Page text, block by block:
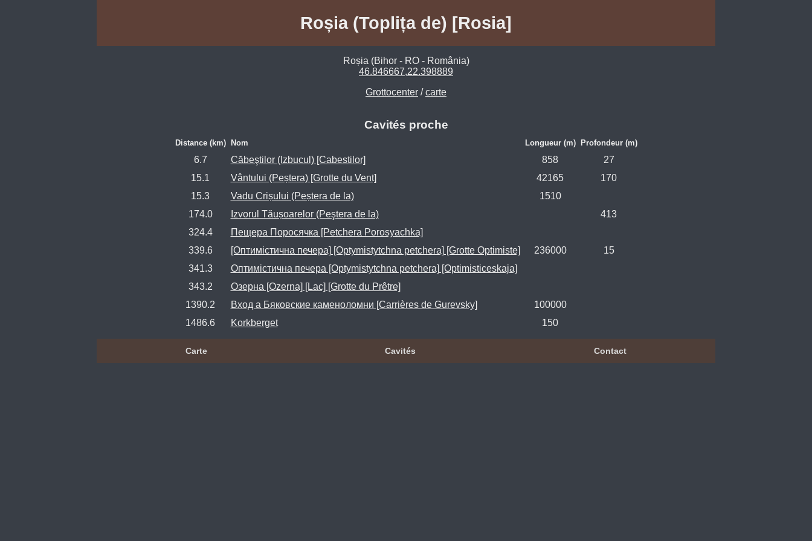
Roșia (Toplița de) [Rosia]
Roșia (Bihor - RO - România)
46.846667,22.398889
Grottocenter /carte
Cavités proche
Distance (km) Nom Longueur (m) Profondeur (m)
6.7 Căbeştilor (Izbucul) [Cabestilor] 858
27
15.1
Vântului (Peștera) [Grotte du Vent] 42165
170
15.3
Vadu Crișului (Peștera de la)
1510
174.0
Izvorul Tăușoarelor (Peştera de la)
413
324.4
Пещера Поросячка [Petchera Porosyachka]
339.6
[Оптимістична печера] [Optymistytchna petchera] [Grotte Optimiste] 236000
15
341.3
Оптимістична печера [Optymistytchna petchera] [Optimisticeskaja]
343.2
Озерна [Ozerna] [Lac] [Grotte du Prêtre]
1390.2
Bход а Бяковские каменоломни [Carrières de Gurevsky]
100000
1486.6
Korkberget 150
Carte Cavités Contact